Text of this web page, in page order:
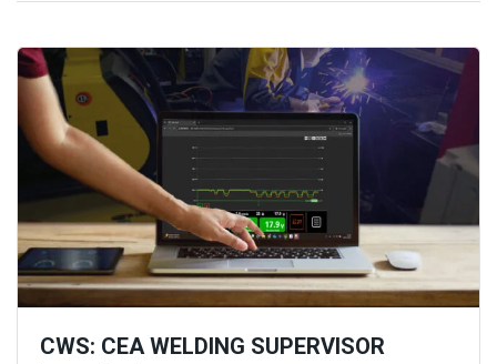
CWS: CEA WELDING SUPERVISOR